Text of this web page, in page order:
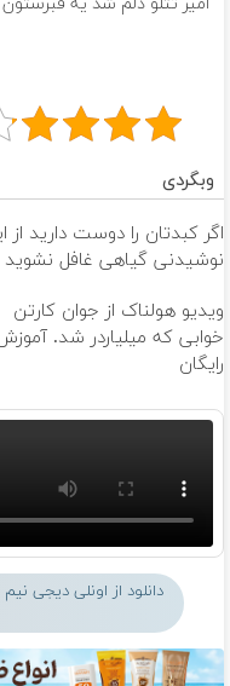
وبگردی
اگر کبدتان را دوست دارید از
نوشیدنی گیاهی غافل نشوید
ویدیو هولناک از جوان کارتن
خوابی که میلیاردر شد.
رایگان
دانلود از اونلی دیجی